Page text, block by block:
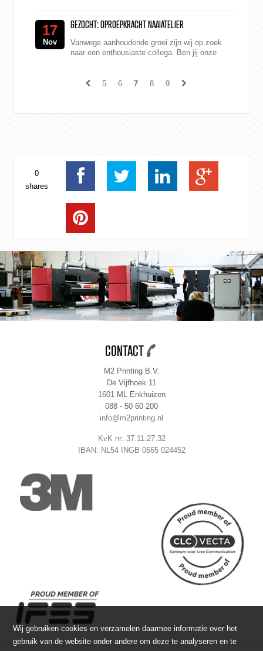
17
Nov
GEZOCHT: OPROEPKRACHT NAAIATELIER
Vanwege aanhoudende groei zijn wij op zoek
naar een enthousiaste collega. Ben jij onze
5
6 7 8 9
0
shares
CONTACT
M2 Printing B.V.
De Vijfhoek 11
1601 ML Enkhuizen
088 - 50 60 200
info@m2printing.nl
KvK nr: 37.11.27.32
IBAN: NL54 INGB 0665 024452
Wij gebruiken cookies en verzamelen daarmee informatie over het
gebruik van de website onder andere om deze te analyseren en te